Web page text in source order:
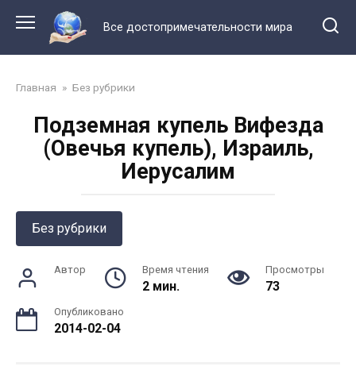
контенту
Все достопримечательности мира
Главная » Без рубрики
Подземная купель Вифезда
(Овечья купель), Израиль,
Иерусалим
Без рубрики
Автор Время чтения
2 мин.
Просмотры
73
Опубликовано
2014-02-04